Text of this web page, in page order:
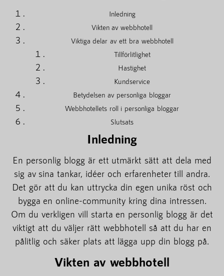
Inledning
Vikten av webbhotell
Viktiga delar av ett bra webbhotell
Tillförlitlighet
Hastighet
Kundservice
Betydelsen av personliga bloggar
Webbhotellets roll i personliga bloggar
Slutsats
Inledning
En personlig blogg är ett utmärkt sätt att dela med
sig av sina tankar, idéer och erfarenheter till andra.
Det gör att du kan uttrycka din egen unika röst och
bygga en online-community kring dina intressen.
Om du verkligen vill starta en personlig blogg är det
viktigt att du väljer rätt webbhotell så att du har en
pålitlig och säker plats att lägga upp din blogg på.
Vikten av webbhotell